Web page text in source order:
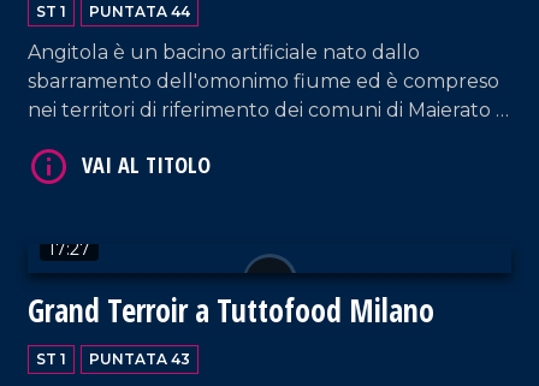
ST 1 PUNTATA 44
Angitola è un bacino artificiale nato dallo
sbarramento dell'omonimo fiume ed è compreso
nei territori di riferimento dei comuni di Maierato e
suggestiva oasi naturalistica, caratterizzata da una
17:27
Grand Terroir a Tuttofood Milano
ST 1 PUNTATA 43